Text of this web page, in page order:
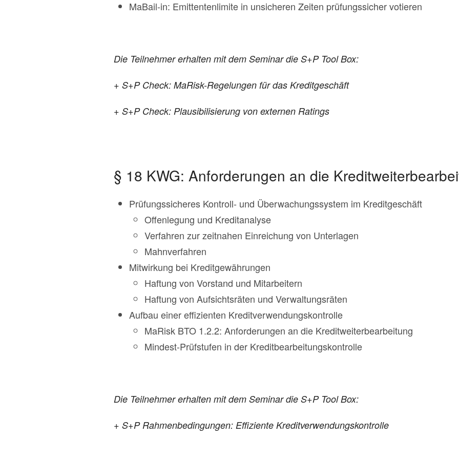
MaBail-in: Emittentenlimite in unsicheren Zeiten prüfungssicher votieren
Die Teilnehmer erhalten mit dem Seminar die S+P Tool Box:
+ S+P Check: MaRisk-Regelungen für das Kreditgeschäft
+ S+P Check: Plausibilisierung von externen Ratings
§ 18 KWG: Anforderungen an die
Prüfungssicheres Kontroll- und Überwachungssystem im Kreditgeschäft
Offenlegung und Kreditanalyse
Verfahren zur zeitnahen Einreichung von Unterlagen
Mahnverfahren
Mitwirkung bei Kreditgewährungen
Haftung von Vorstand und Mitarbeitern
Haftung von Aufsichtsräten und Verwaltungsräten
Aufbau einer effizienten Kreditverwendungskontrolle
MaRisk BTO 1.2.2: Anforderungen an die Kreditweiterbearbeitung
Mindest-Prüfstufen in der Kreditbearbeitungskontrolle
Die Teilnehmer erhalten mit dem Seminar die S+P Tool Box:
+ S+P Rahmenbedingungen: Effiziente Kreditverwendungskontrolle